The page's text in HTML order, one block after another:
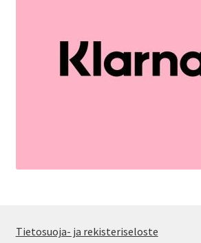
Tietosuoja- ja rekisteriseloste